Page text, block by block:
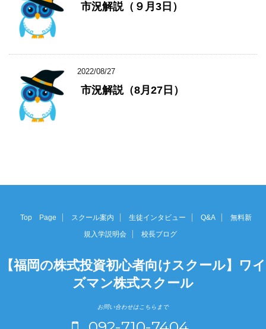
市況解説（９月3日）
2022/08/27
市況解説（8月27日）
Top Page スクール案内 生徒インタビュー Q&A
無料新
規入学説明会
校長ブログ
【福岡の株式投資初心者向けスクール】ワイ
ズマン株式スクール
お問い合わせはこちらまで